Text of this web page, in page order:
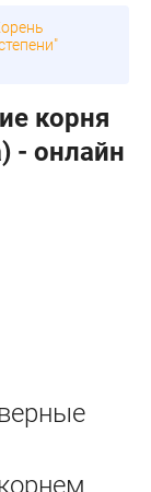
корня
- онлайн